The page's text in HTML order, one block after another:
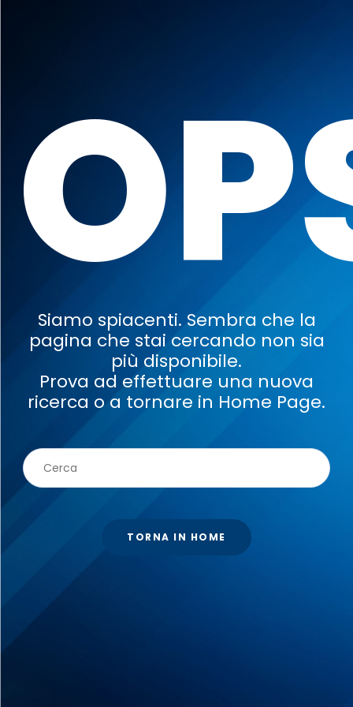
Siamo spiacenti. Sembra che la
pagina che stai cercando non sia
più disponibile.
Prova ad effettuare una nuova
ricerca o a tornare in Home Page.
TORNA IN HOME